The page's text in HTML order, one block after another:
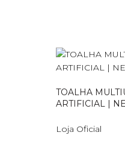
TOALHA
ARTIFICIAL |
Loja Oficial